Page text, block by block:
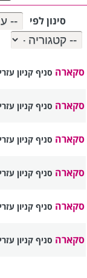
סינון לפי
סקארה סניף קניון
סקארה סניף קניון
סקארה סניף קניון
סקארה סניף קניון
סקארה סניף קניון
סקארה סניף קניון